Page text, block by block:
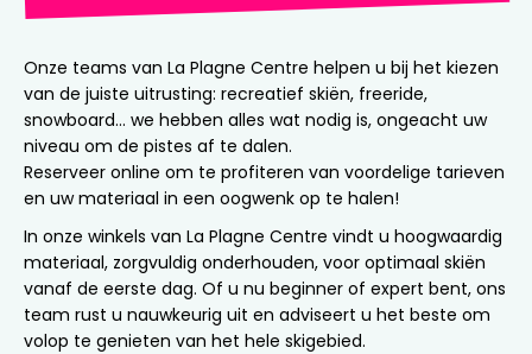
Onze teams van La Plagne Centre helpen u bij het kiezen
van de juiste uitrusting: recreatief skiën, freeride,
snowboard… we hebben alles wat nodig is, ongeacht uw
niveau om de pistes af te dalen.
Reserveer online om te profiteren van voordelige tarieven
en uw materiaal in een oogwenk op te halen!
In onze winkels van La Plagne Centre vindt u hoogwaardig
materiaal, zorgvuldig onderhouden, voor optimaal skiën
vanaf de eerste dag. Of u nu beginner of expert bent, ons
team rust u nauwkeurig uit en adviseert u het beste om
volop te genieten van het hele skigebied.